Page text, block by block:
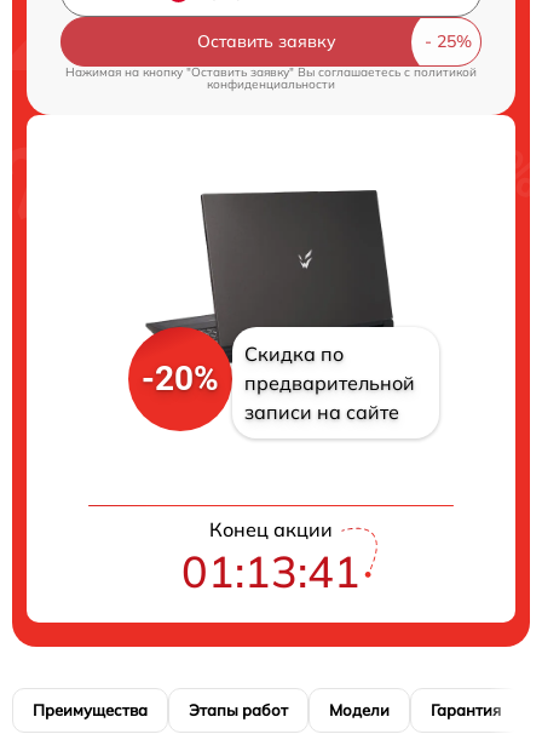
Оставить заявку
Нажимая на кнопку "Оставить заявку" Вы соглашаетесь cполитикой
конфиденциальности
-20%
Скидка по
предварительной
записи на сайте
Конец акции
01:13:41
Преимущества Этапы работ Модели Гарантия